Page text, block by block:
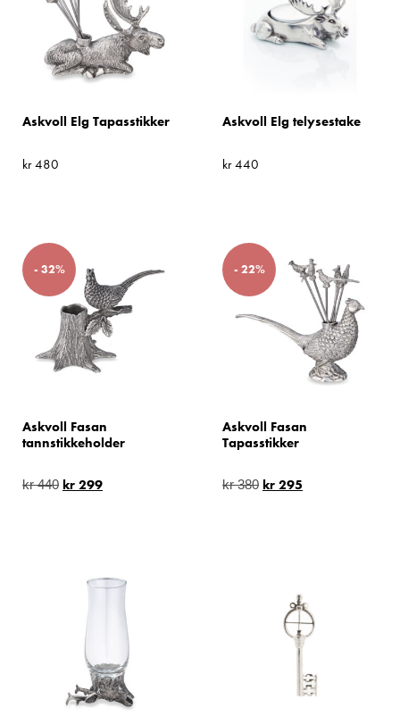
Askvoll Elg Tapasstikker
kr480
Askvoll Elg telysestake
kr440
- 32%
Askvoll Fasan
tannstikkeholder
kr440 kr 299
- 22%
Askvoll Fasan
Tapasstikker
kr380 kr 295